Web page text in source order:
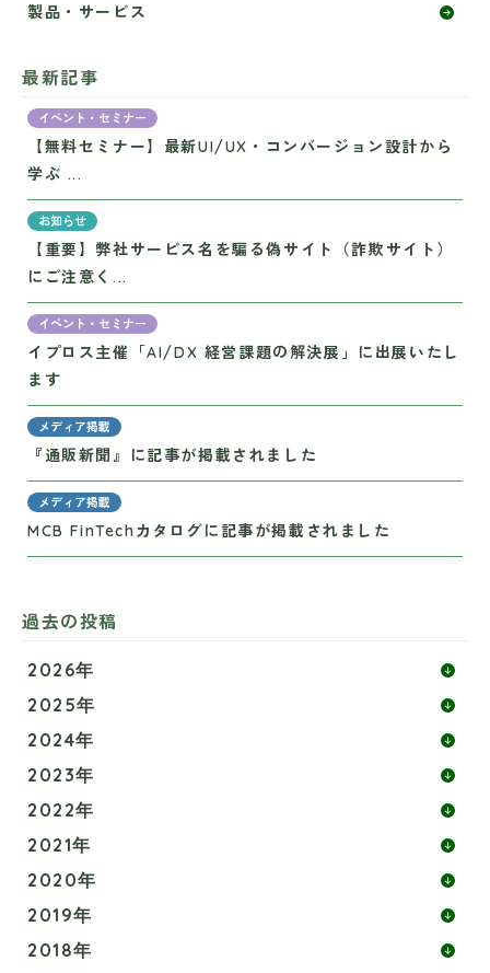
製品・サービス
最新記事
イベント・セミナー
【無料セミナー】最新UI/UX・コンバージョン設計から
学ぶ ...
お知らせ
【重要】弊社サービス名を騙る偽サイト（詐欺サイト）
にご注意く...
イベント・セミナー
イプロス主催「AI/DX 経営課題の解決展」に出展いたし
ます
メディア掲載
『通販新聞』に記事が掲載されました
メディア掲載
MCB FinTechカタログに記事が掲載されました
過去の投稿
2026年
2025年
2024年
2023年
2022年
2021年
2020年
2019年
2018年